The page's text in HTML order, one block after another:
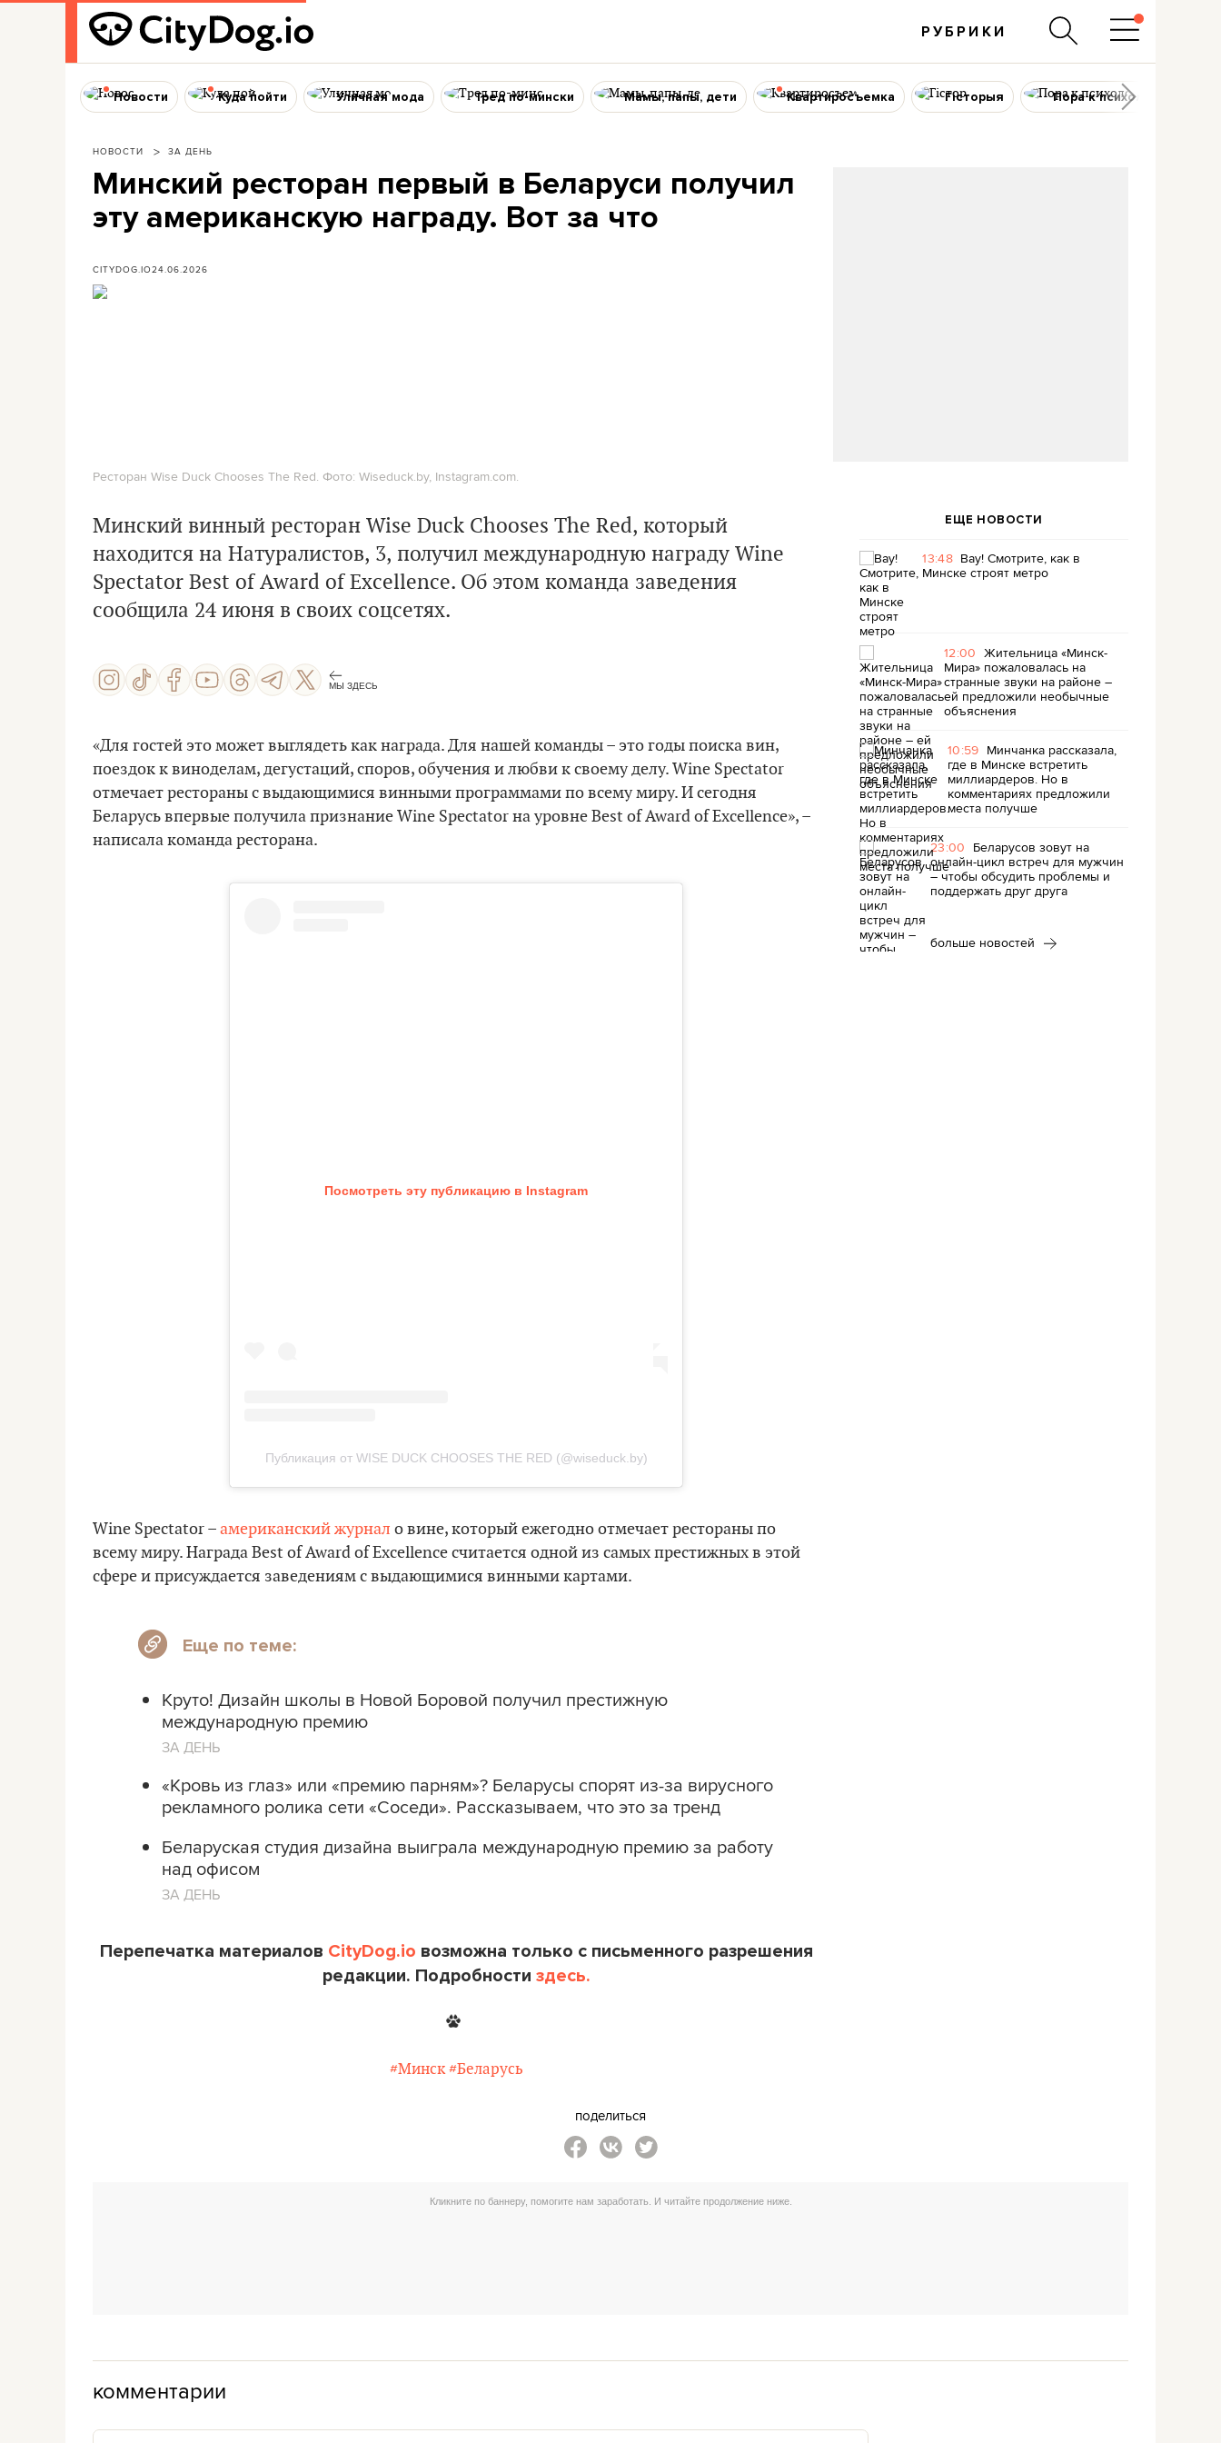
РУБРИКИ
Новости Куда пойти Уличная мода Тред по-мински Мамы, папы, дети Квартиросъемка Гісторыя Пора к психологу
НОВОСТИ ЗА ДЕНЬ
Минский ресторан первый в Беларуси получил
эту американскую награду. Вот за что
CITYDOG.IO24.06.2026
Ресторан Wise Duck Chooses The Red. Фото: Wiseduck.by, Instagram.com.
Минский винный ресторан Wise Duck Chooses The Red, который
находится на Натуралистов, 3, получил международную награду Wine
Spectator Best of Award of Excellence. Об этом команда заведения
сообщила 24 июня в своих соцсетях.
МЫ ЗДЕСЬ
«Для гостей это может выглядеть как награда. Для нашей команды – это годы поиска вин,
поездок к виноделам, дегустаций, споров, обучения и любви к своему делу. Wine Spectator
отмечает рестораны с выдающимися винными программами по всему миру. И сегодня
Беларусь впервые получила признание Wine Spectator на уровне Best of Award of Excellence», –
написала команда ресторана.
Посмотреть эту публикацию в Instagram
Публикация от WISE DUCK CHOOSES THE RED (@wiseduck.by)
Wine Spectator –американский журнал о вине, который ежегодно отмечает рестораны по
всему миру. Награда Best of Award of Excellence считается одной из самых престижных в этой
сфере и присуждается заведениям с выдающимися винными картами.
Еще по теме:
Круто! Дизайн школы в Новой Боровой получил престижную
международную премию
ЗА ДЕНЬ
«Кровь из глаз» или «премию парням»? Беларусы спорят из-за вирусного
рекламного ролика сети «Соседи». Рассказываем, что это за тренд
Беларуская студия дизайна выиграла международную премию за работу
над офисом
ЗА ДЕНЬ
Перепечатка материалов CityDog.io возможна только с письменного разрешения
редакции. Подробности здесь.
#Минск #Беларусь
ЕЩЕ НОВОСТИ
13:48 Вау! Смотрите, как в
Минске строят метро
12:00 Жительница «Минск-
Мира» пожаловалась на
странные звуки на районе –
ей предложили необычные
объяснения
10:59 Минчанка рассказала,
где в Минске встретить
миллиардеров. Но в
комментариях предложили
места получше
23:00 Беларусов зовут на
онлайн-цикл встреч для мужчин
– чтобы обсудить проблемы и
поддержать друг друга
больше новостей
поделиться
комментарии